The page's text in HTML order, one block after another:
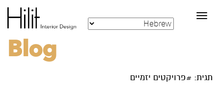
Toggle
navigation
Blog
תגית: #פרויקטים יזמיים